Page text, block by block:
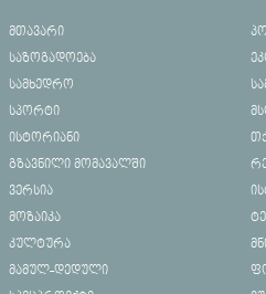
მთავარი
საზოგადოება
სამხედრო
სპორტი
ისტორიანი
გზავნილი მომავალში
ვერსია
მოზაიკა
კულტურა
მამულ-დედული